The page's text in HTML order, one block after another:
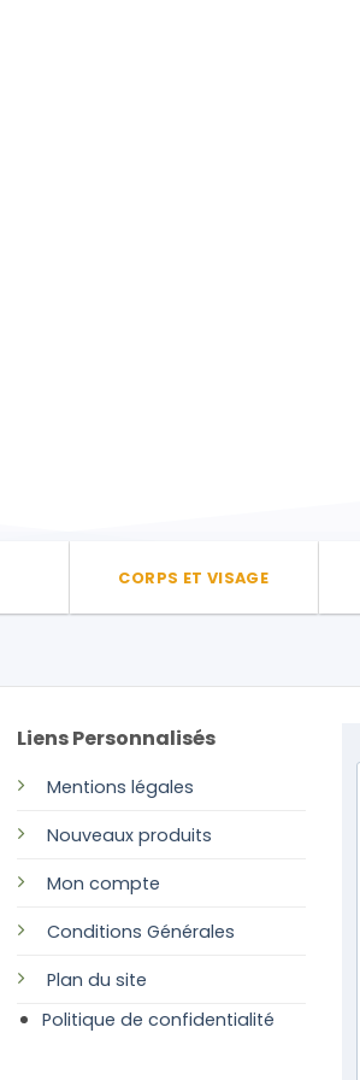
CORPS ET VISAGE
Liens Personnalisés
Mentions légales
Nouveaux produits
Mon compte
Conditions Générales
Plan du site
Politique de confidentialité